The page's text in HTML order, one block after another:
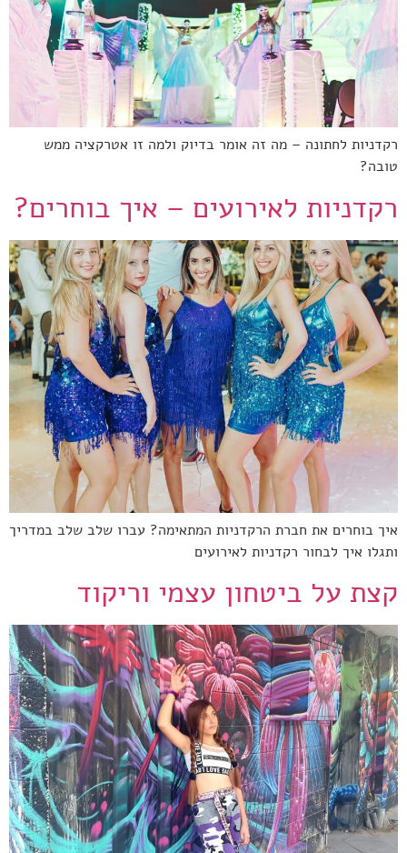
רקדניות לחתונה – מה זה אומר בדיוק ולמה זו אטרקציה ממש
טובה?
רקדניות לאירועים – איך בוחרים?
איך בוחרים את חברת הרקדניות המתאימה? עברו שלב שלב במדריך
ותגלו איך לבחור רקדניות לאירועים
קצת על ביטחון עצמי וריקוד